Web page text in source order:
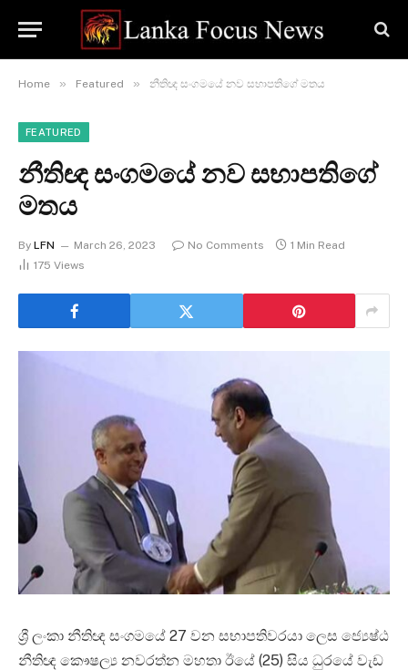
Home » Featured » නීතිඥ සංගමයේ නව සභාපතිගේ මතය
FEATURED
නීතිඥ සංගමයේ නව සභාපතිගේ
මතය
By LFN March 26, 2023 No Comments
1 Min Read
175 Views
ශ්‍රී ලංකා නීතිඥ සංගමයේ 27 වන සභාපතිවරයා ලෙස ජ්‍යෙෂ්ඨ
නීතිඥ කෞෂල්‍ය නවරත්න මහතා ඊයේ (25) සිය ධුරයේ වැඩ